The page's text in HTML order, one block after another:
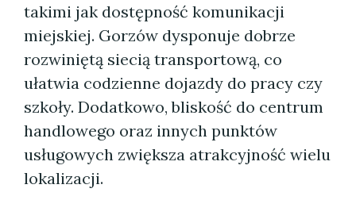
takimi jak dostępność komunikacji
miejskiej. Gorzów dysponuje dobrze
rozwiniętą siecią transportową, co
ułatwia codzienne dojazdy do pracy czy
szkoły. Dodatkowo, bliskość do centrum
handlowego oraz innych punktów
usługowych zwiększa atrakcyjność wielu
lokalizacji.